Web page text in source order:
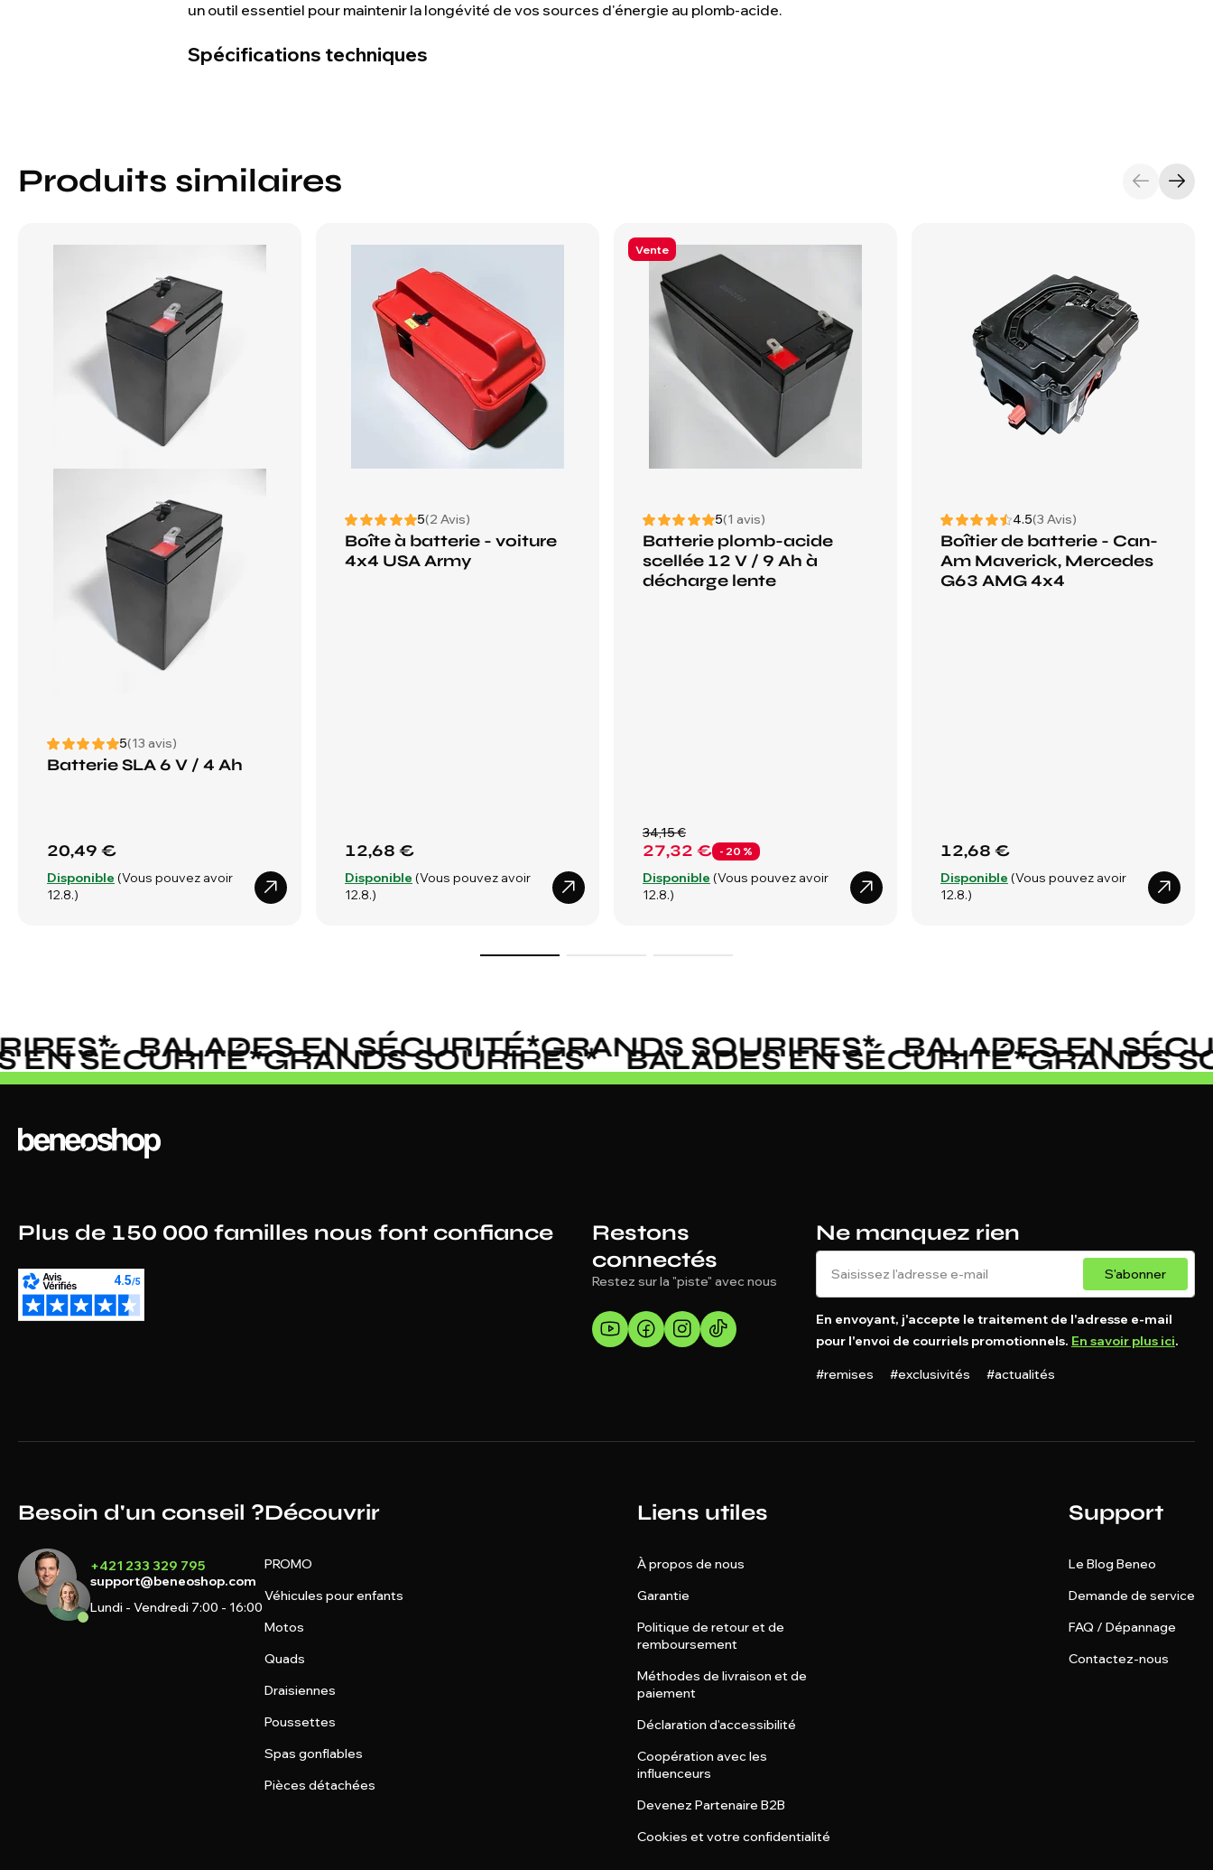
un outil essentiel pour maintenir la longévité de vos sources d'énergie au plomb-acide.
Spécifications techniques
Produits similaires
5(13 avis)
Batterie SLA 6 V / 4 Ah
20,49 €
Disponible (Vous pouvez avoir
12.8.)
5(2 Avis)
Boîte à batterie - voiture
4x4 USA Army
12,68 €
Disponible (Vous pouvez avoir
12.8.)
Vente
5(1 avis)
Batterie plomb-acide
scellée 12 V / 9 Ah à
décharge lente
27,32 € - 20 %
34,15 €
Disponible (Vous pouvez avoir
12.8.)
4.5(3 Avis)
Boîtier de batterie - Can-
Am Maverick, Mercedes
G63 AMG 4x4
12,68 €
Disponible (Vous pouvez avoir
12.8.)
* BALADES EN SÉCURITÉ*GRANDS SOURIRES* BALADES EN
EN SÉCURITÉ*GRANDS SOURIRES* BALADES EN SÉCURITÉ*
Plus de 150 000 familles nous font confiance
Restons
connectés
Restez sur la "piste" avec nous
Ne manquez rien
S'abonner
En envoyant, j'accepte le traitement de l'adresse e-mail
pour l'envoi de courriels promotionnels. En savoir plus ici.
#remises #exclusivités #actualités
Besoin d'un conseil ?
+421 233 329 795
support@beneoshop.com
Lundi - Vendredi 7:00 - 16:00
Découvrir
PROMO
Véhicules pour enfants
Motos
Quads
Draisiennes
Poussettes
Spas gonflables
Pièces détachées
Liens utiles
À propos de nous
Garantie
Politique de retour et de
remboursement
Méthodes de livraison et de
paiement
Déclaration d'accessibilité
Coopération avec les
influenceurs
Devenez Partenaire B2B
Cookies et votre confidentialité
Support
Le Blog Beneo
Demande de service
FAQ / Dépannage
Contactez-nous